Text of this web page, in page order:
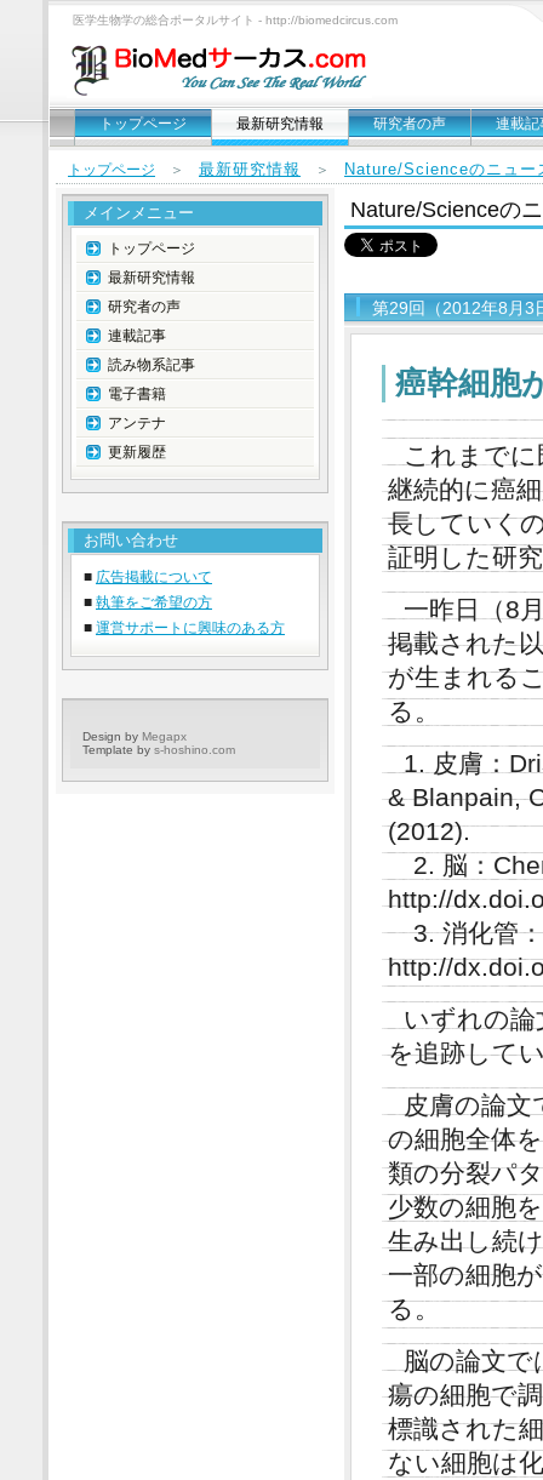
医学生物学の総合ポータルサイト - http://biomedcircus.com
トップページ 最新研究情報 研究者の声 連載記
トップページ ＞ 最新研究情報 ＞ Nature/Scienceのニュー
Nature/Scienceの
第29回（2012年8月3
癌幹細胞
これまで
継続的に癌
長していく
証明した研
一昨日（8
掲載された
が生まれる
る。
1. 皮膚：
& Blanpain,
(2012).
2. 脳：
http://
3. 消化管：
http://
いずれの論
を追跡して
皮膚の論
の細胞全体
類の分裂パ
少数の細胞
生み出し続
一部の細胞
る。
脳の論文で
瘍の細胞で
標識された
ない細胞は
メインメニュー
トップページ
最新研究情報
研究者の声
連載記事
読み物系記事
電子書籍
アンテナ
更新履歴
お問い合わせ
■ 広告掲載について
■ 執筆をご希望の方
■ 運営サポートに興味のある方
Design by Megapx
Template by s-hoshino.com